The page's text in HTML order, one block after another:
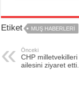
Etiket MUŞ HABERLERI
Önceki
CHP
ailesini ziyaret etti.